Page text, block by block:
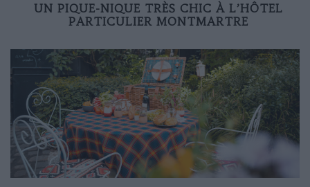
UN PIQUE-NIQUE TRÈS CHIC À L’HÔTEL
PARTICULIER MONTMARTRE